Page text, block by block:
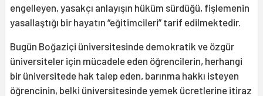
engelleyen, yasakçı anlayışın hüküm sürdüğü, fişlemenin
yasallaştığı bir hayatın “eğitimcileri” tarif edilmektedir.
Bugün Boğaziçi üniversitesinde demokratik ve özgür
üniversiteler için mücadele eden öğrencilerin, herhangi
bir üniversitede hak talep eden, barınma hakkı isteyen
öğrencinin, belki üniversitesinde yemek ücretlerine itiraz